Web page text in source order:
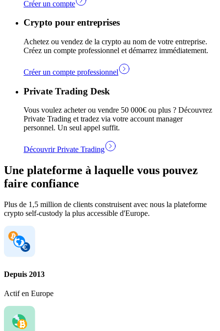
Créer un compte
Crypto pour entreprises
Achetez ou vendez de la crypto au nom de votre entreprise.
Créez un compte professionnel et démarrez immédiatement.
Créer un compte professionnel
Private Trading Desk
Vous voulez acheter ou vendre 50 000€ ou plus ? Découvrez
Private Trading et tradez via votre account manager
personnel. Un seul appel suffit.
Découvrir Private Trading
Une plateforme à laquelle vous pouvez
faire confiance
Plus de 1,5 million de clients construisent avec nous la plateforme
crypto self-custody la plus accessible d'Europe.
Depuis 2013
Actif en Europe